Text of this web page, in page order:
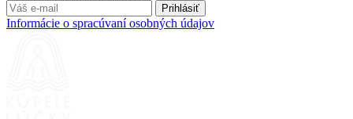
Prihlásiť
Informácie o spracúvaní osobných údajov